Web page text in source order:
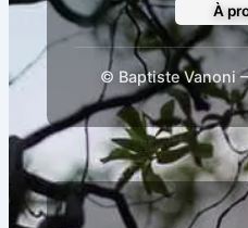
À
© Baptiste Vanoni